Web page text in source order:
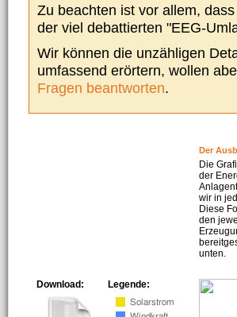
Zu beachten ist vor allem,
der viel debattierten "EEG-
Wir können die unzähligen
umfassend erörtern, wollen
Fragen beantworten.
Der
Die
der
wir in
Diese
den
unten.
Legende:
Download: